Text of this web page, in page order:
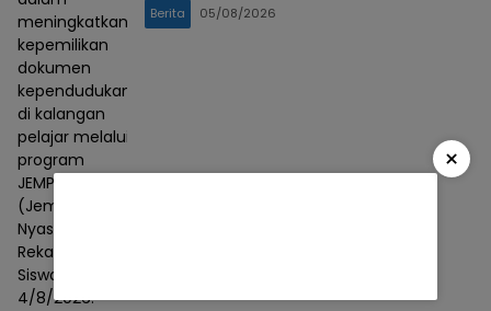
meningkatkan
kepemilikan
dokumen
kependudukan
di kalangan
pelajar melalui
program
JEMPOL NARSIS
(Jemput Bola
Nyasarin
Rekam KTP
Siswa).
4/8/2026.
Berita 05/08/2026
×